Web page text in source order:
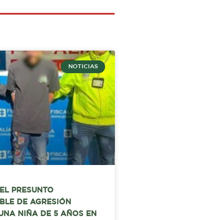
NOTICIAS
PRESUNTO
DE AGRESIÓN
NIÑA DE 5 AÑOS EN